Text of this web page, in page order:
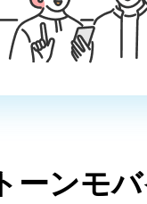
ーンモ